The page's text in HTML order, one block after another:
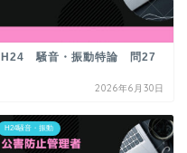
H24 騒音・振動特論 問27
2026年6月30日
H24騒音・振動